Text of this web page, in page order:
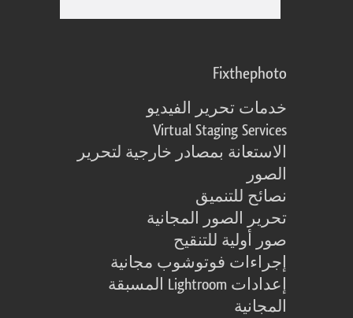
Fixthephoto
خدمات تحرير الفيديو
Virtual Staging Services
الاستعانة بمصادر خارجية لتحرير
الصور
نصائح للتنميق
تحرير الصور المجانية
صور أولية للتنقيح
إجراءات فوتوشوب مجانية
إعدادات Lightroom المسبقة
المجانية